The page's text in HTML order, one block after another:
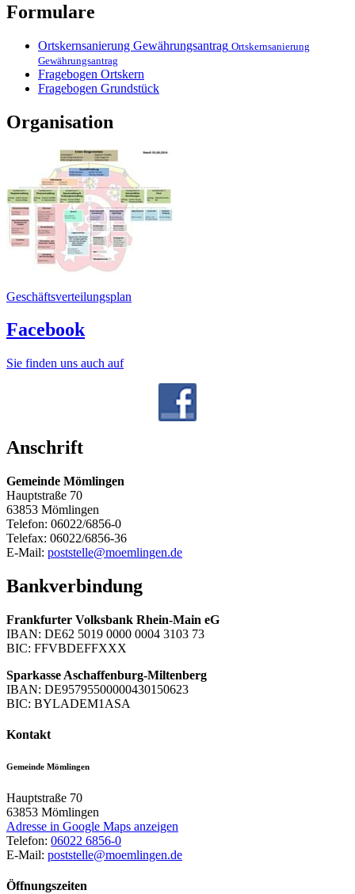
Formulare
Ortskernsanierung Gewährungsantrag Ortskernsanierung
Gewährungsantrag
Fragebogen Ortskern
Fragebogen Grundstück
Organisation
Geschäftsverteilungsplan
Facebook
Sie finden uns auch auf
Anschrift
Gemeinde Mömlingen
Hauptstraße 70
63853 Mömlingen
Telefon: 06022/6856-0
Telefax: 06022/6856-36
E-Mail: poststelle@moemlingen.de
Bankverbindung
Frankfurter Volksbank Rhein-Main eG
IBAN: DE62 5019 0000 0004 3103 73
BIC: FFVBDEFFXXX
Sparkasse Aschaffenburg-Miltenberg
IBAN: DE95795500000430150623
BIC: BYLADEM1ASA
Kontakt
Gemeinde Mömlingen
Hauptstraße 70
63853 Mömlingen
Adresse in Google Maps anzeigen
Telefon: 06022 6856-0
E-Mail: poststelle@moemlingen.de
Öffnungszeiten